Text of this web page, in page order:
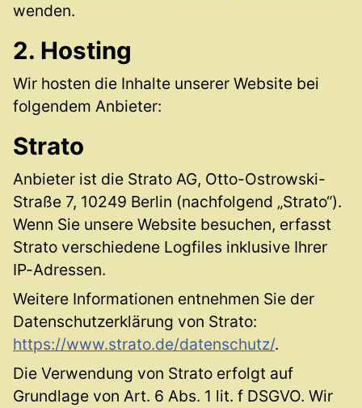
wenden.
2. Hosting
Wir hosten die Inhalte unserer Website bei
folgendem Anbieter:
Strato
Anbieter ist die Strato AG, Otto-Ostrowski-
Straße 7, 10249 Berlin (nachfolgend „Strato“).
Wenn Sie unsere Website besuchen, erfasst
Strato verschiedene Logfiles inklusive Ihrer
IP-Adressen.
Weitere Informationen entnehmen Sie der
Datenschutzerklärung von Strato:
https://www.strato.de/datenschutz/.
Die Verwendung von Strato erfolgt auf
Grundlage von Art. 6 Abs. 1 lit. f DSGVO. Wir